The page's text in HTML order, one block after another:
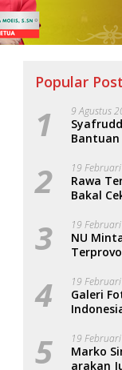
Popular Post
1 9 Agustus
Bantuan
2 19
Rawa
Bakal
3 19
NU
4 19
Galeri
5 19
Marko
arakan